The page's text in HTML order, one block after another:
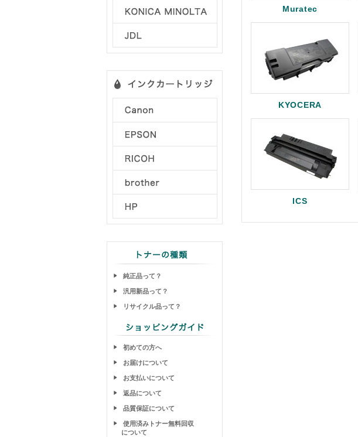
純正品って？
汎用新品って？
リサイクル品って？
初めての方へ
お届けについて
お支払いについて
返品について
品質保証について
使用済みトナー無料回収
について
Muratec
KYOCERA
ICS